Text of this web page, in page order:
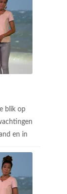
blik op
en in